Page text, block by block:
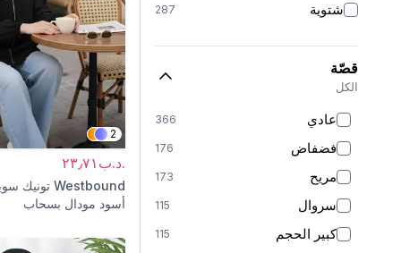
شتوية 287
قصّة
الكل
عادي 366
فضفاض 176
مريح 173
سروال 115
كبير الحجم 115
2
.د.ب٢٣٫٧١
Westbound تونيك
أسود مودال بسحاب